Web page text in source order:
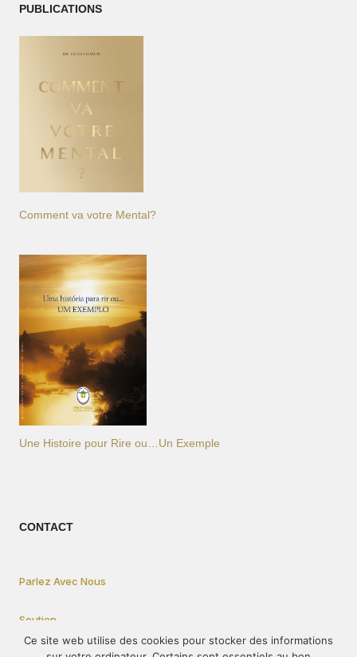
PUBLICATIONS
Comment va votre Mental?
Une Histoire pour Rire ou…Un Exemple
CONTACT
Parlez Avec Nous
Soutien
Ce site web utilise des cookies pour stocker des informations